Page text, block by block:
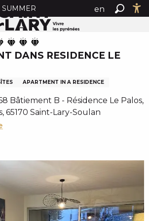
ACTUELLE HIVER : PASSER EN
PAGE D’ACCUEIL ACTUELLE HIVER :
SUMMER
en
Search
DANS RESIDENCE LE PALOS
DANS RESIDENCE LE
APARTMENT IN A RESIDENCE
Bâtiement B - Résidence Le Palos,
65170 Saint-Lary-Soulan